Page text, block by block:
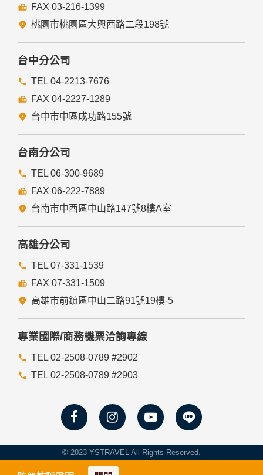
FAX 03-216-1399
桃園市桃園區大興西路二段198號
台中分公司
TEL 04-2213-7676
FAX 04-2227-1289
台中市中區成功路155號
台南分公司
TEL 06-300-9689
FAX 06-222-7889
台南市中西區中山路147號8樓A室
高雄分公司
TEL 07-331-1539
FAX 07-331-1509
高雄市前鎮區中山二路91號19樓-5
專業國際/商務機票洽詢專線
TEL 02-2508-0789 #2902
TEL 02-2508-0789 #2903
© 2023 YSTRAVEL All Rights Reserved.